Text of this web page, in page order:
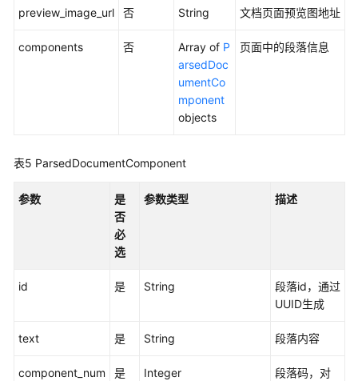
片
理
preview_image_url 否 String 文档页面预览图地址
components 否 Array of P
arsedDoc
umentCo
mponent
objects
页面中的段落信息
表5 ParsedDocumentComponent
参数
是
否
必
选
参数类型 描述
id 是 String
段落id，通过
UUID生成
text 是 String 段落内容
component_num 是 Integer
段落码，对